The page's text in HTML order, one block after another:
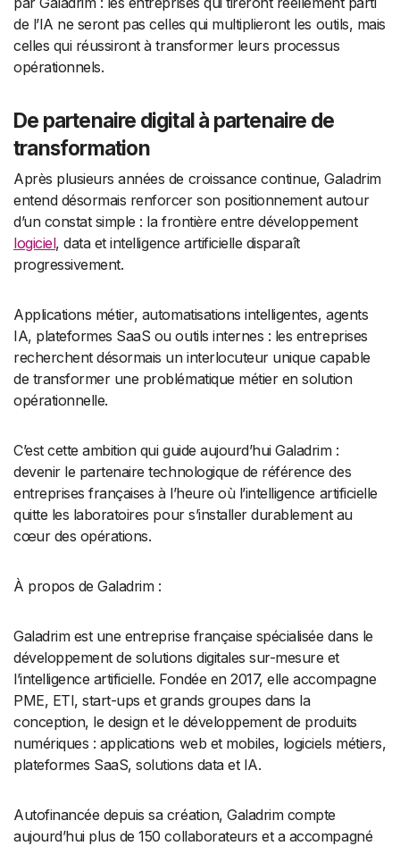
de l’IA ne seront pas celles qui multiplieront les outils, mais
celles qui réussiront à transformer leurs processus
opérationnels.
De partenaire digital à partenaire de
transformation
Après plusieurs années de croissance continue, Galadrim
entend désormais renforcer son positionnement autour
d’un constat simple : la frontière entre développement
logiciel, data et intelligence artificielle disparaît
progressivement.
Applications métier, automatisations intelligentes, agents
IA, plateformes SaaS ou outils internes : les entreprises
recherchent désormais un interlocuteur unique capable
de transformer une problématique métier en solution
opérationnelle.
C’est cette ambition qui guide aujourd’hui Galadrim :
devenir le partenaire technologique de référence des
entreprises françaises à l’heure où l’intelligence artificielle
quitte les laboratoires pour s’installer durablement au
cœur des opérations.
À propos de Galadrim :
Galadrim est une entreprise française spécialisée dans le
développement de solutions digitales sur-mesure et
l’intelligence artificielle. Fondée en 2017, elle accompagne
PME, ETI, start-ups et grands groupes dans la
conception, le design et le développement de produits
numériques : applications web et mobiles, logiciels métiers,
plateformes SaaS, solutions data et IA.
Autofinancée depuis sa création, Galadrim compte
aujourd’hui plus de 150 collaborateurs et a accompagné